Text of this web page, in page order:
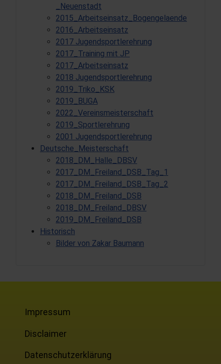
_Neuenstadt
2015_Arbeitseinsatz_Bogengelaende
2016_Arbeitseinsatz
2017 Jugendsportlerehrung
2017_Training mit JP
2017_Arbeitseinsatz
2018 Jugendsportlerehrung
2019_Triko_KSK
2019_BUGA
2022_Vereinsmeisterschaft
2019_Sportlerehrung
2001 Jugendsportlerehrung
Deutsche_Meisterschaft
2018_DM_Halle_DBSV
2017_DM_Freiland_DSB_Tag_1
2017_DM_Freiland_DSB_Tag_2
2018_DM_Freiland_DSB
2018_DM_Freiland_DBSV
2019_DM_Freiland_DSB
Historisch
Bilder von Zakar Baumann
Impressum
Disclaimer
Datenschutzerklärung